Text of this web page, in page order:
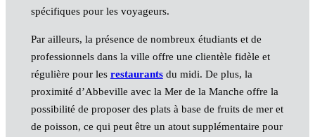
spécifiques pour les voyageurs.
Par ailleurs, la présence de nombreux étudiants et de
professionnels dans la ville offre une clientèle fidèle et
régulière pour les restaurantsdu midi. De plus, la
proximité d’Abbeville avec la Mer de la Manche offre la
possibilité de proposer des plats à base de fruits de mer et
de poisson, ce qui peut être un atout supplémentaire pour